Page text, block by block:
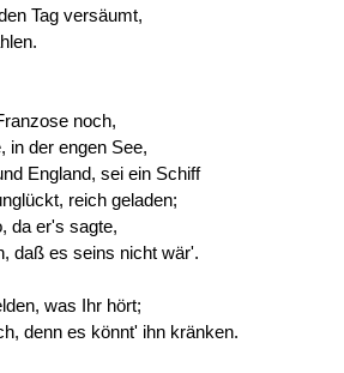
Tag versäumt,
noch,
in der engen See,
England, sei ein Schiff
reich geladen;
da er's sagte,
daß es seins nicht wär'.
was Ihr hört;
denn es könnt' ihn kränken.